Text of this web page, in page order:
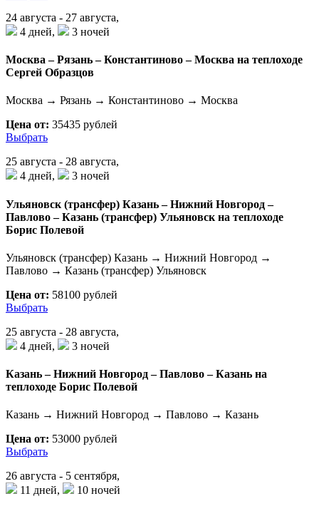
24 августа - 27 августа,
4 дней,
3 ночей
Москва – Рязань – Константиново – Москва на теплоходе
Сергей Образцов
Москва → Рязань → Константиново → Москва
Цена от: 35435 рублей
Выбрать
25 августа - 28 августа,
4 дней,
3 ночей
Ульяновск (трансфер) Казань – Нижний Новгород –
Павлово – Казань (трансфер) Ульяновск на теплоходе
Борис Полевой
Ульяновск (трансфер) Казань → Нижний Новгород →
Павлово → Казань (трансфер) Ульяновск
Цена от: 58100 рублей
Выбрать
25 августа - 28 августа,
4 дней,
3 ночей
Казань – Нижний Новгород – Павлово – Казань на
теплоходе Борис Полевой
Казань → Нижний Новгород → Павлово → Казань
Цена от: 53000 рублей
Выбрать
26 августа - 5 сентября,
11 дней,
10 ночей